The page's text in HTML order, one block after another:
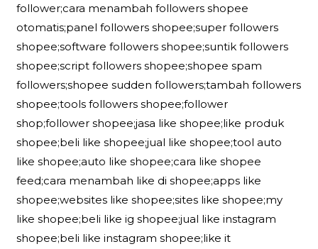
follower;cara menambah followers shopee
otomatis;panel followers shopee;super followers
shopee;software followers shopee;suntik followers
shopee;script followers shopee;shopee spam
followers;shopee sudden followers;tambah followers
shopee;tools followers shopee;follower
shop;follower shopee;jasa like shopee;like produk
shopee;beli like shopee;jual like shopee;tool auto
like shopee;auto like shopee;cara like shopee
feed;cara menambah like di shopee;apps like
shopee;websites like shopee;sites like shopee;my
like shopee;beli like ig shopee;jual like instagram
shopee;beli like instagram shopee;like it